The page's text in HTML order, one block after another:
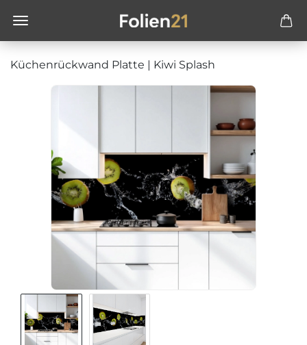
Küchenrückwand Platte | Kiwi Splash